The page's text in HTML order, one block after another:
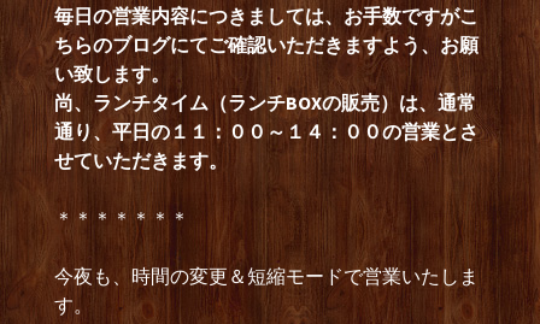
毎日の営業内容につきましては、お手数ですがこ
ちらのブログにてご確認いただきますよう、お願
い致します。
尚、ランチタイム（ランチBOXの販売）は、通常
通り、平日の１１：００～１４：００の営業とさ
せていただきます。
＊＊＊＊＊＊＊
今夜も、時間の変更＆短縮モードで営業いたしま
す。